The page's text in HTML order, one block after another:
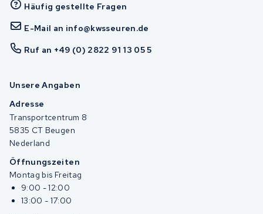
Häufig gestellte Fragen
E-Mail an info@kwsseuren.de
Ruf an +49 (0) 2822 91 13 05 5
Unsere Angaben
Adresse
Transportcentrum 8
5835 CT Beugen
Nederland
Öffnungszeiten
Montag bis Freitag
9:00 - 12:00
13:00 - 17:00